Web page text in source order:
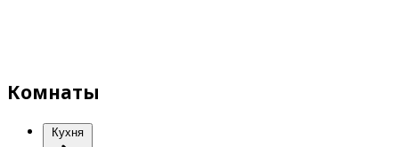
Комнаты
Кухня